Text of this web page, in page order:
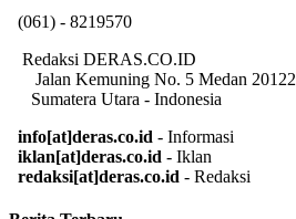
(061) - 8219570
Redaksi DERAS.CO.ID
Jalan Kemuning No. 5 Medan 20122
Sumatera Utara - Indonesia
info[at]deras.co.id - Informasi
iklan[at]deras.co.id - Iklan
redaksi[at]deras.co.id - Redaksi